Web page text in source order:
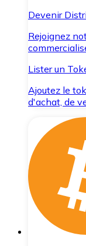
Devenir
Rejoignez
Lister un
Ajoutez le
d'achat, de